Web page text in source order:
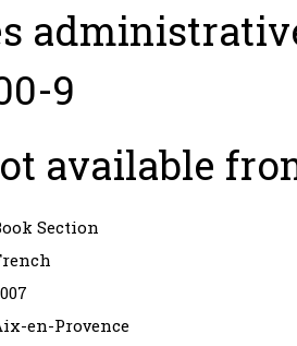
9
available
Section
en-Provence